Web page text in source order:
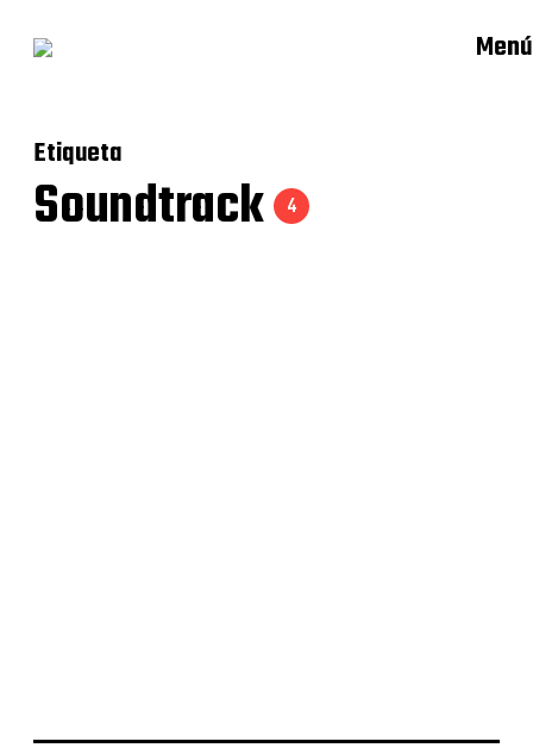
Menú
Etiqueta
Soundtrack 4